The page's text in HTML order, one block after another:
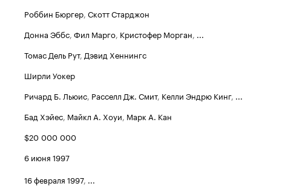
Роббин Бюргер, Скотт Старджон
Донна Эббс, Фил Марго, Кристофер Морган, ...
Томас Дель Рут, Дэвид Хеннингс
Ширли Уокер
Ричард Б. Льюис, Расселл Дж. Смит, Келли Эндрю Кинг, ...
Бад Хэйес, Майкл А. Хоуи, Марк А. Кан
$20 000 000
6 июня 1997
16 февраля 1997,